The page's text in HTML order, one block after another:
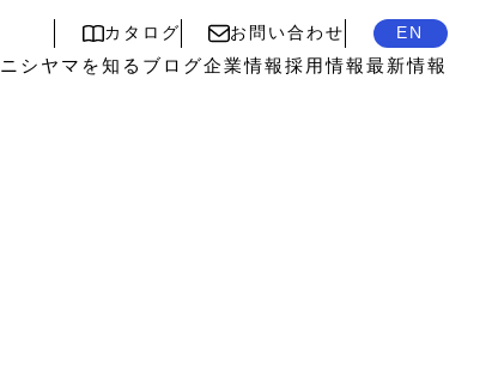
ニシヤマを知る ブログ企業情報採用情報最新情報
カタログ お問い合わせ EN